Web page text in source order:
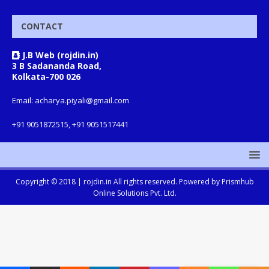
CONTACT
J.B Web (rojdin.in)
3 B Sadananda Road,
Kolkata-700 026
Email: acharya.piyali@gmail.com
+91 9051872515, +91 9051517441
Copyright © 2018 | rojdin.in All rights reserved. Powered by Prismhub
Online Solutions Pvt. Ltd.